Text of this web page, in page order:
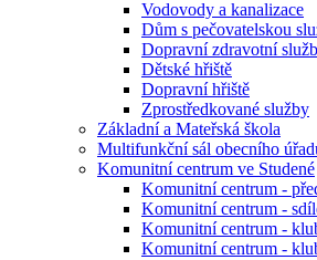
Vodovody a kanalizace
Dům s pečovatelskou
Dopravní zdravotní
Dětské hřiště
Dopravní hřiště
Zprostředkované služby
Základní a Mateřská škola
Multifunkční sál obecního
Komunitní centrum ve Studené
Komunitní centrum -
Komunitní centrum -
Komunitní centrum -
Komunitní centrum -